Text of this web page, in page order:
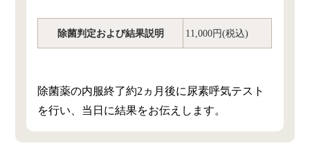
除菌判定および結果説明 11,000円(税込)
除菌薬の内服終了約2ヵ月後に尿素呼気テスト
を行い、当日に結果をお伝えします。